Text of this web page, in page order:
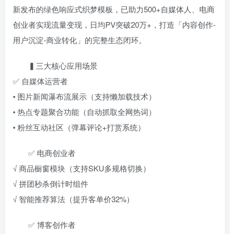
新发布的绿色响应式织梦模板，已助力500+自媒体人、电商
创业者实现流量变现，日均PV突破20万+，打造「内容创作-
用户沉淀-商业转化」的完整生态闭环。
▍三大核心应用场景
✅ 自媒体运营者
• 图片新闻瀑布流展示（支持懒加载技术）
• 热点专题聚合功能（自动抓取全网热词）
• 粉丝互动社区（弹幕评论+打赏系统）
✅ 电商创业者
√ 商品橱窗模块（支持SKU多规格切换）
√ 拼团秒杀倒计时组件
√ 智能推荐算法（提升客单价32%）
✅ 博客创作者